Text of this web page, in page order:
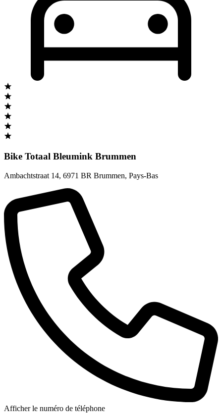
Bike Totaal Bleumink Brummen
Ambachtstraat 14, 6971 BR Brummen, Pays-Bas
Afficher le numéro de téléphone